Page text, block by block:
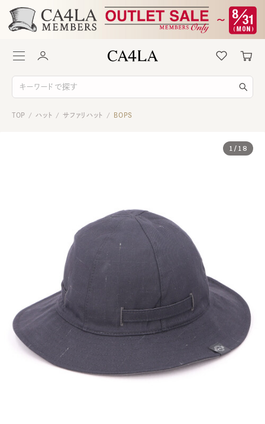
TOP / ハット / サファリハット / BOPS
1 / 18